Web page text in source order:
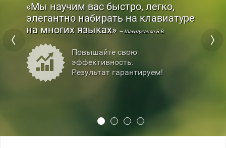
Мы научим вас быстро, легко,
элегантно набирать на клавиатуре
на многих языках
— Шахиджанян В.В.
Повышайте свою
эффективность.
Результат гарантируем!